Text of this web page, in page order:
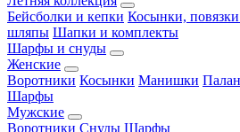
Бейсболки и кепки Косынки,
шляпы Шапки и комплекты
Шарфы и снуды
Женские
Воротники Косынки Манишки
Шарфы
Мужские
Воротники Снуды Шарфы